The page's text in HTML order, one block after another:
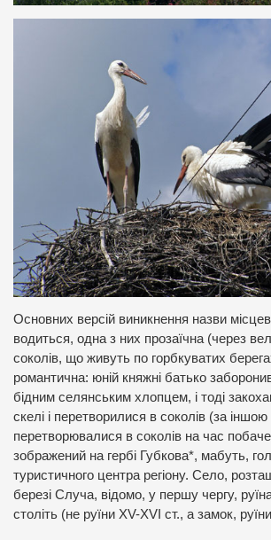
Основних версій виникнення назви
водиться, одна з них прозаїчна (через
соколів, що живуть по горбкуватих
романтична: юній княжні батько
бідним селянським хлопцем, і тоді
скелі і перетворилися в соколів (за іншою
перетворювалися в соколів на час
зображений на гербі Губкова*, мабуть,
туристичного центра регіону. Село,
березі Случа, відомо, у першу чергу,
століть (не руїни XV-XVI ст., а замок,